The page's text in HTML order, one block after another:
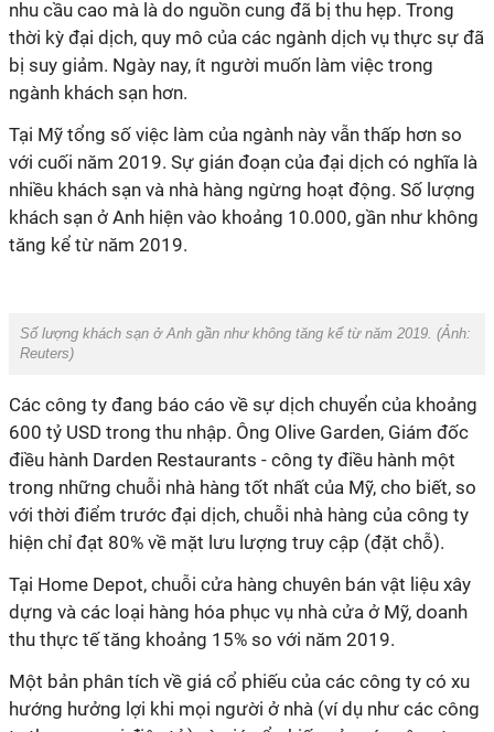
nhu cầu cao mà là do nguồn cung đã bị thu hẹp. Trong
thời kỳ đại dịch, quy mô của các ngành dịch vụ thực sự đã
bị suy giảm. Ngày nay, ít người muốn làm việc trong
ngành khách sạn hơn.
Tại Mỹ tổng số việc làm của ngành này vẫn thấp hơn so
với cuối năm 2019. Sự gián đoạn của đại dịch có nghĩa là
nhiều khách sạn và nhà hàng ngừng hoạt động. Số lượng
khách sạn ở Anh hiện vào khoảng 10.000, gần như không
tăng kể từ năm 2019.
Số lượng khách sạn ở Anh gần như không tăng kể từ năm 2019. (Ảnh:
Reuters)
Các công ty đang báo cáo về sự dịch chuyển của khoảng
600 tỷ USD trong thu nhập. Ông Olive Garden, Giám đốc
điều hành Darden Restaurants - công ty điều hành một
trong những chuỗi nhà hàng tốt nhất của Mỹ, cho biết, so
với thời điểm trước đại dịch, chuỗi nhà hàng của công ty
hiện chỉ đạt 80% về mặt lưu lượng truy cập (đặt chỗ).
Tại Home Depot, chuỗi cửa hàng chuyên bán vật liệu xây
dựng và các loại hàng hóa phục vụ nhà cửa ở Mỹ, doanh
thu thực tế tăng khoảng 15% so với năm 2019.
Một bản phân tích về giá cổ phiếu của các công ty có xu
hướng hưởng lợi khi mọi người ở nhà (ví dụ như các công